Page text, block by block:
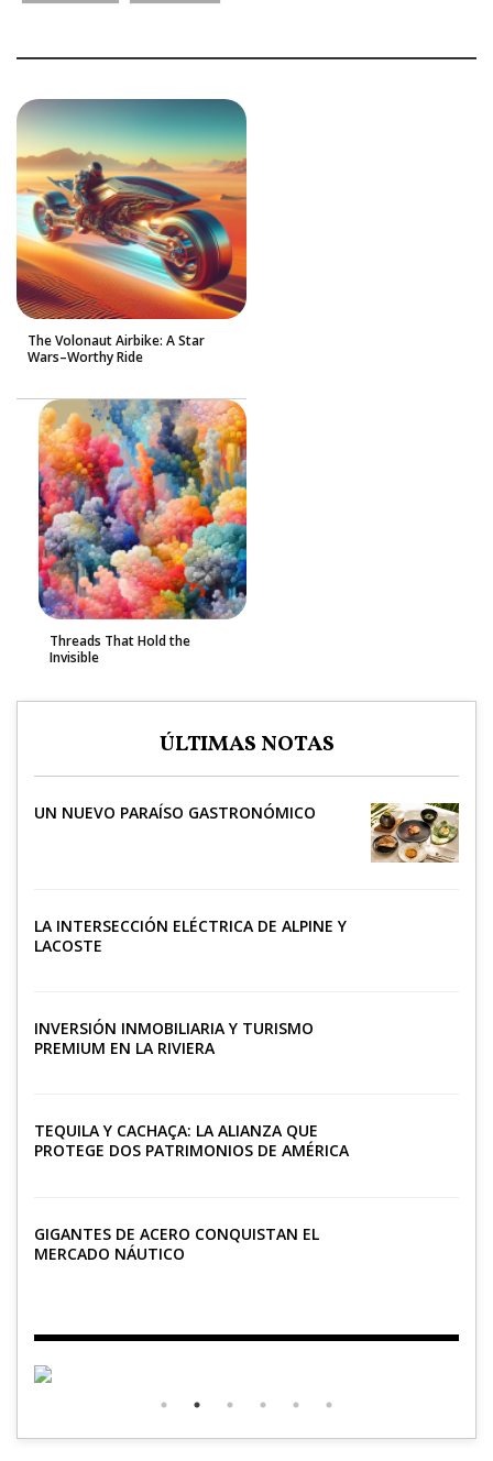
The Volonaut Airbike: A Star
Wars–Worthy Ride
Threads That Hold the
Invisible
ÚLTIMAS NOTAS
UN NUEVO PARAÍSO GASTRONÓMICO
LA INTERSECCIÓN ELÉCTRICA DE ALPINE Y
LACOSTE
INVERSIÓN INMOBILIARIA Y TURISMO
PREMIUM EN LA RIVIERA
TEQUILA Y CACHAÇA: LA ALIANZA QUE
PROTEGE DOS PATRIMONIOS DE AMÉRICA
GIGANTES DE ACERO CONQUISTAN EL
MERCADO NÁUTICO